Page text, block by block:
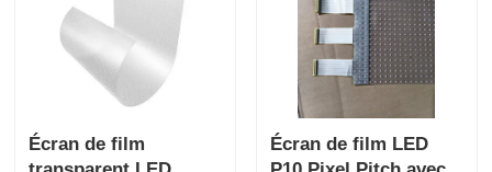
Écran de film
Écran de film LED